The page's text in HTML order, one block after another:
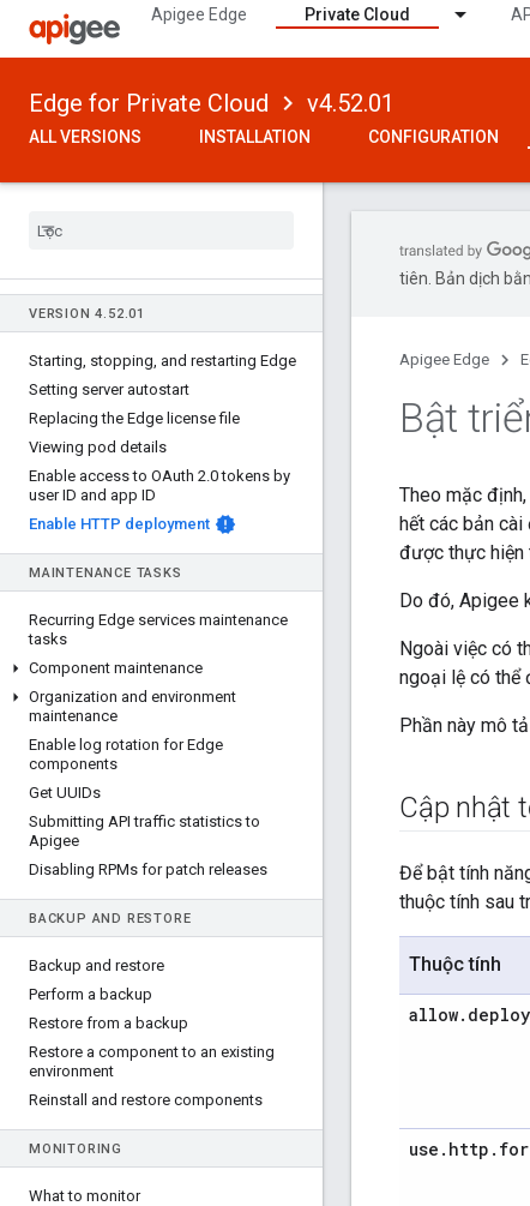
Apigee Edge Private Cloud
Edge for Private Cloud v4.52.01
ALL VERSIONS INSTALLATION CONFIGURATION
VERSION 4. 52.01
Starting, stopping, and restarting Edge
Setting server autostart
Replacing the Edge license file
Viewing pod details
Enable access to OAuth 2.0 tokens by
user ID and app ID
Enable HTTP deployment
MAINTENANCE TASKS
Recurring Edge services maintenance
tasks
Component maintenance
Organization and environment
maintenance
Enable log rotation for Edge
components
Get UUIDs
Submitting API traffic statistics to
Apigee
Disabling RPMs for patch releases
BACKUP AND RESTORE
Backup and restore
Perform a backup
Restore from a backup
Restore a component to an existing
environment
Reinstall and restore components
MONITORING
What to monitor
tiên. Bản dịch
Apigee Edge
Bật
Theo mặc
hết các bản
được thực hiện
Do đó, Apigee
Ngoài việc có
ngoại lệ có thể
Phần này mô
Cập nhật
Để bật tính
thuộc tính sau
Thuộc tính
allow.
use . http . for